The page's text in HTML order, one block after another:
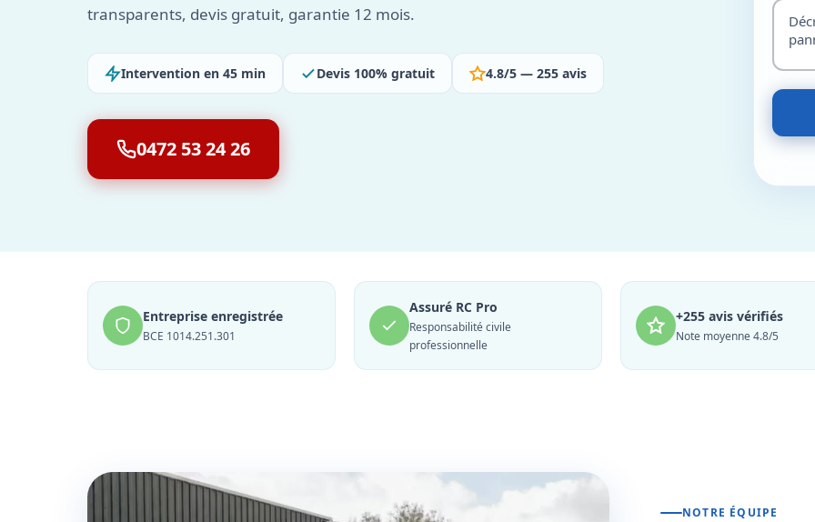
transparents, devis gratuit, garantie 12 mois.
Intervention en 45 min Devis 100% gratuit 4.8/5 — 255 avis
0472 53 24 26
Entreprise enregistrée
BCE 1014.251.301
Assuré RC Pro
Responsabilité civile
professionnelle
+255 avis vérifiés
Note moyenne 4.8/5
NOTRE ÉQUIPE